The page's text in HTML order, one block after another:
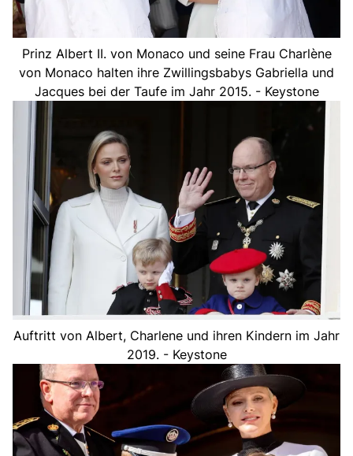
Prinz Albert II. von Monaco und seine Frau Charlène
von Monaco halten ihre Zwillingsbabys Gabriella und
Jacques bei der Taufe im Jahr 2015. - Keystone
Auftritt von Albert, Charlene und ihren Kindern im Jahr
2019. - Keystone